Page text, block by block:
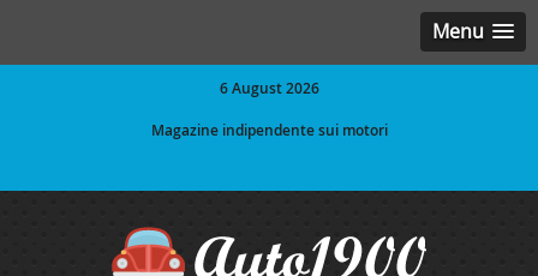
Menu
6 August 2026
Magazine indipendente sui motori